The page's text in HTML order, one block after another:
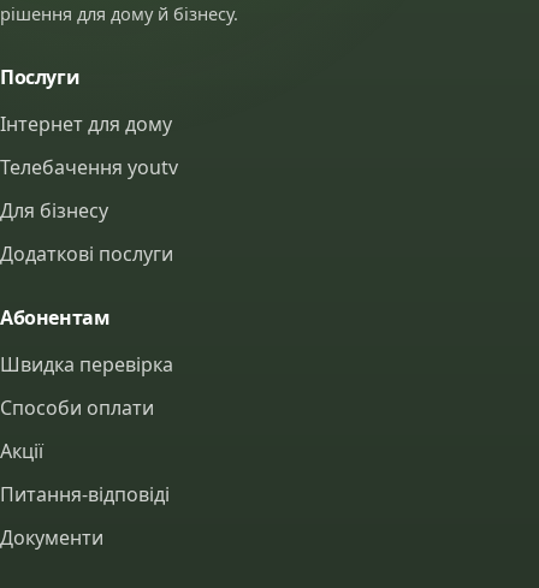
рішення для дому й бізнесу.
Послуги
Інтернет для дому
Телебачення youtv
Для бізнесу
Додаткові послуги
Абонентам
Швидка перевірка
Способи оплати
Акції
Питання-відповіді
Документи